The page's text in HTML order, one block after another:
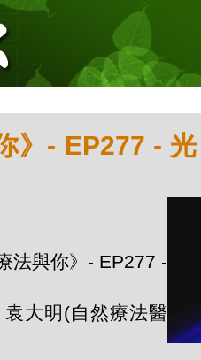
》- EP277 -
法與你》- EP277 -
大明(自然療法醫